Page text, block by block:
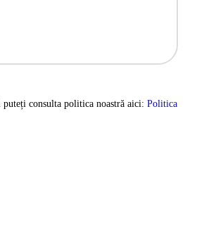
consulta politica noastră aici: Politica